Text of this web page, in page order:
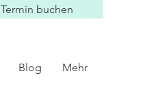
Termin buchen
Blog Mehr